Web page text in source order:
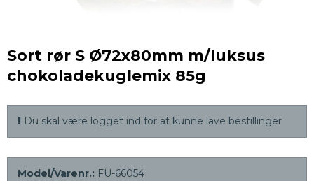
Sort rør S Ø72x80mm m/luksus
chokoladekuglemix 85g
Du skal være logget ind for at kunne lave bestillinger
Model/Varenr.: FU-66054